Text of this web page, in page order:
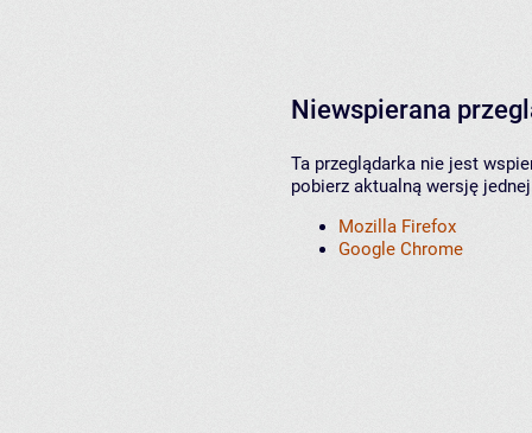
Niewspierana
Ta przeglądarka nie jest
pobierz aktualną wersję
Mozilla Firefox
Google Chrome